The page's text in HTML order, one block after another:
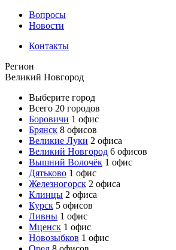
Вопросы
Новости
Контакты
Регион
Великий Новгород
Выберите город
Всего 20 городов
Боровичи 1 офис
Брянск 8 офисов
Великие Луки 2 офиса
Великий Новгород 6 офисов
Вышний Волочёк 1 офис
Дятьково 1 офис
Железногорск 2 офиса
Клинцы 2 офиса
Курск 5 офисов
Ливны 1 офис
Мценск 1 офис
Новозыбков 1 офис